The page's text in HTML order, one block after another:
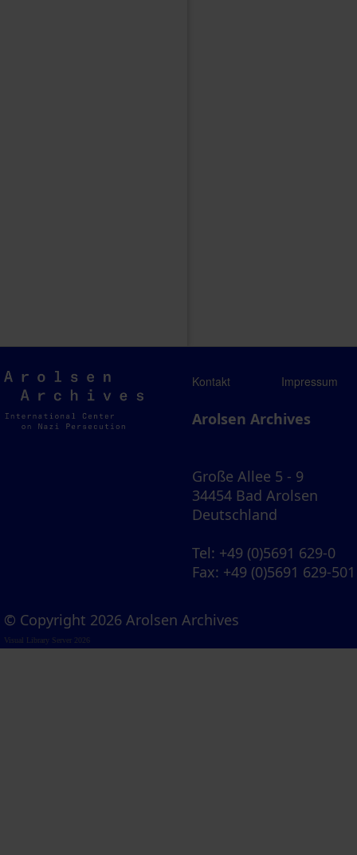
Arolsen
Archives
Kontakt Impressum
Arolsen Archives
Große Allee 5 - 9
34454 Bad Arolsen
Deutschland
Tel: +49 (0)5691 629-0
Fax: +49 (0)5691 629-501
© Copyright 2026 Arolsen Archives
Visual Library Server 2026